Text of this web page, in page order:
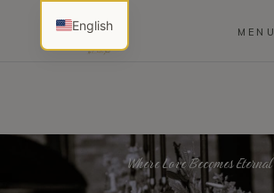
MENU
Where Love Becomes Eternal
English